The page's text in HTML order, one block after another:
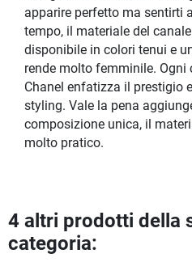
apparire perfetto ma sentirti
tempo, il materiale del
disponibile in colori tenui e
rende molto femminile.
Chanel enfatizza il prestigio
styling. Vale la pena
composizione unica, il
molto pratico.
4 altri prodotti della
categoria: